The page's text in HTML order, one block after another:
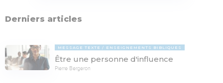
Derniers articles
MESSAGE TEXTE ENSEIGNEMENTS BIBLIQUES
Être une personne d'influence
Pierre Bergeron